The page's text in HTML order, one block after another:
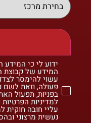
ידוע לי כי
המידע של קבוצת
עשוי להימסר
פעולה, וזאת לשם
בפניות, תפעול
למדיניות
עליי חובה חוקית
נעשית מרצוני